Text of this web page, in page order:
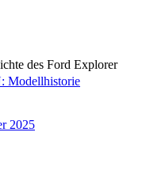
des Ford Explorer
Modellhistorie
2025